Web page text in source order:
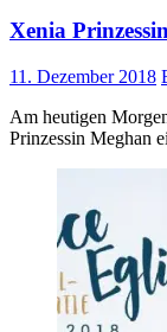
Xenia
11. Dezember 2018
Am heutigen
Prinzessin Meghan